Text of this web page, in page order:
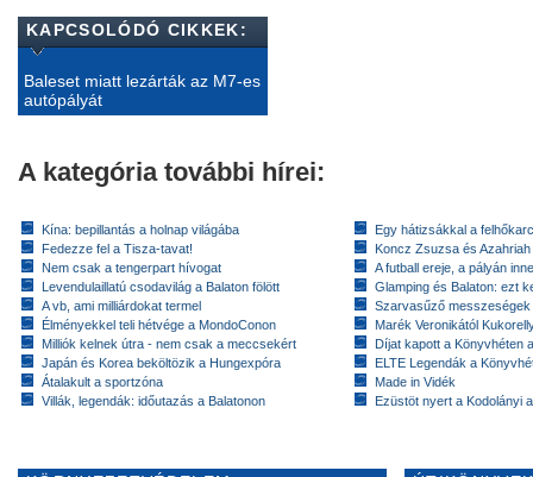
KAPCSOLÓDÓ CIKKEK:
Baleset miatt lezárták az M7-es
autópályát
A kategória további hírei:
Kína: bepillantás a holnap világába
Fedezze fel a Tisza-tavat!
Nem csak a tengerpart hívogat
Levendulaillatú csodavilág a Balaton fölött
A vb, ami milliárdokat termel
Élményekkel teli hétvége a MondoConon
Milliók kelnek útra - nem csak a meccsekért
Japán és Korea beköltözik a Hungexpóra
Átalakult a sportzóna
Villák, legendák: időutazás a Balatonon
Egy hátizsákkal a
Koncz Zsuzsa és
A futball ereje, a pályán
Glamping és Balaton: ezt
Szarvasűző messzeségek
Marék Veronikától
Díjat kapott a Könyvhéten
ELTE Legendák a
Made in Vidék
Ezüstöt nyert a Kodolányi